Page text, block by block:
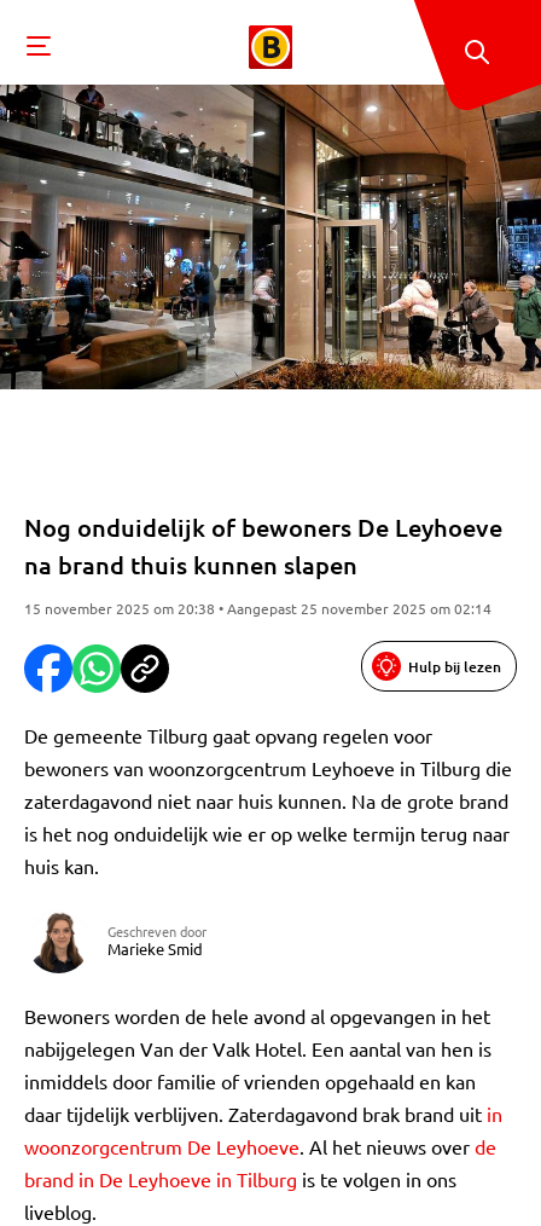
Nog onduidelijk of bewoners De Leyhoeve
na brand thuis kunnen slapen
15 november 2025 om 20:38 • Aangepast 25 november 2025 om 02:14
Hulp bij lezen
De gemeente Tilburg gaat opvang regelen voor
bewoners van woonzorgcentrum Leyhoeve in Tilburg die
zaterdagavond niet naar huis kunnen. Na de grote brand
is het nog onduidelijk wie er op welke termijn terug naar
huis kan.
Geschreven door
Marieke Smid
Bewoners worden de hele avond al opgevangen in het
nabijgelegen Van der Valk Hotel. Een aantal van hen is
inmiddels door familie of vrienden opgehaald en kan
daar tijdelijk verblijven. Zaterdagavond brak brand uit in
woonzorgcentrum De Leyhoeve. Al het nieuws over de
brand in De Leyhoeve in Tilburg is te volgen in ons
liveblog.